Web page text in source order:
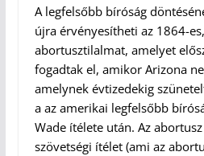
A legfelsőbb bíróság
újra érvényesítheti az 1864-
abortusztilalmat, amelyet
fogadtak el, amikor Arizona
amelynek évtizedekig
a az amerikai legfelsőbb
Wade ítélete után. Az
szövetségi ítélet (ami az